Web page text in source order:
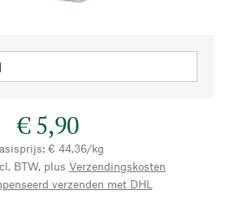
€ 5,90
€ 44,36/kg
BTW, plus Verzendingskosten
verzenden met DHL